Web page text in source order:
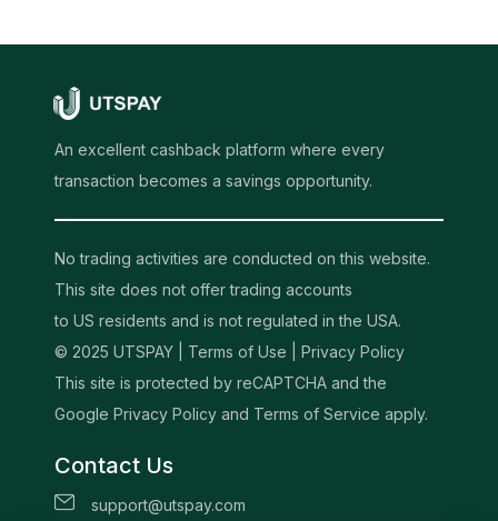
An excellent cashback platform where every
transaction becomes a savings opportunity.
No trading activities are conducted on this website.
This site does not offer trading accounts
to US residents and is not regulated in the USA.
© 2025 UTSPAY | Terms of Use
Privacy Policy
This site is protected by reCAPTCHA and the
Google Privacy Policy and Terms of Service apply.
Contact Us
support@utspay.com